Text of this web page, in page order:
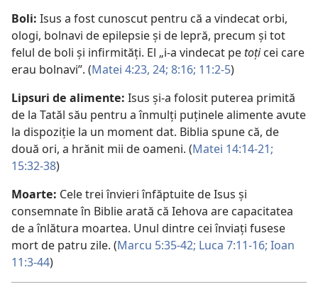
Boli: Isus a fost cunoscut pentru că a vindecat orbi,
ologi, bolnavi de epilepsie și de lepră, precum și tot
felul de boli și infirmități. El „i-a vindecat pe toțicei care
erau bolnavi”. (Matei 4:23, 24; 8:16; 11:2-5)
Lipsuri de alimente: Isus și-a folosit puterea primită
de la Tatăl său pentru a înmulți puținele alimente avute
la dispoziție la un moment dat. Biblia spune că, de
două ori, a hrănit mii de oameni. (Matei 14:14-21;
15:32-38)
Moarte: Cele trei învieri înfăptuite de Isus și
consemnate în Biblie arată că Iehova are capacitatea
de a înlătura moartea. Unul dintre cei înviați fusese
mort de patru zile. (Marcu 5:35-42; Luca 7:11-16; Ioan
11:3-44)